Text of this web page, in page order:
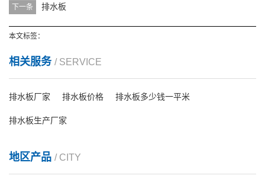
下一条 排水板
本文标签：
相关服务 / SERVICE
排水板厂家 排水板价格 排水板多少钱一平米
排水板生产厂家
地区产品 / CITY